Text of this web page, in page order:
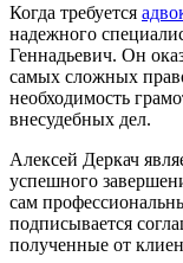
Когда требуется
надежного
Геннадьевич. Он
самых сложных
необходимость
внесудебных дел.
Алексей Деркач
успешного
сам
подписывается
полученные от